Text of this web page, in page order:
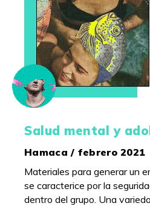
Salud mental y
Hamaca / febrero 2021
Materiales para generar un
se caracterice por la
dentro del grupo. Una